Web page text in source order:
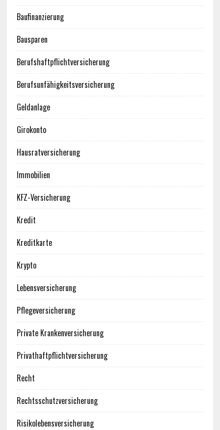
Baufinanzierung
Bausparen
Berufshaftpflichtversicherung
Berufsunfähigkeitsversicherung
Geldanlage
Girokonto
Hausratversicherung
Immobilien
KFZ-Versicherung
Kredit
Kreditkarte
Krypto
Lebensversicherung
Pflegeversicherung
Private Krankenversicherung
Privathaftpflichtversicherung
Recht
Rechtsschutzversicherung
Risikolebensversicherung